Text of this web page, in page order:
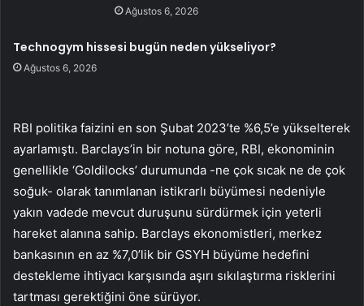
Ağustos 6, 2026
Technogym hissesi bugün neden yükseliyor?
Ağustos 6, 2026
RBI politika faizini en son Şubat 2023’te %6,5’e yükselterek
ayarlamıştı. Barclays’in bir notuna göre, RBI, ekonominin
genellikle ‘Goldilocks’ durumunda -ne çok sıcak ne de çok
soğuk- olarak tanımlanan istikrarlı büyümesi nedeniyle
yakın vadede mevcut duruşunu sürdürmek için yeterli
hareket alanına sahip. Barclays ekonomistleri, merkez
bankasının en az %7,0’lik bir GSYH büyüme hedefini
destekleme ihtiyacı karşısında aşırı sıkılaştırma risklerini
tartması gerektiğini öne sürüyor.